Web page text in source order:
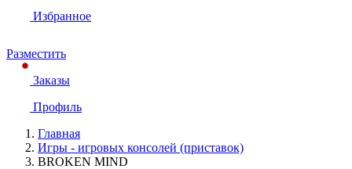
Избранное
Разместить
Заказы
Профиль
Главная
Игры - игровых консолей (приставок)
BROKEN MIND